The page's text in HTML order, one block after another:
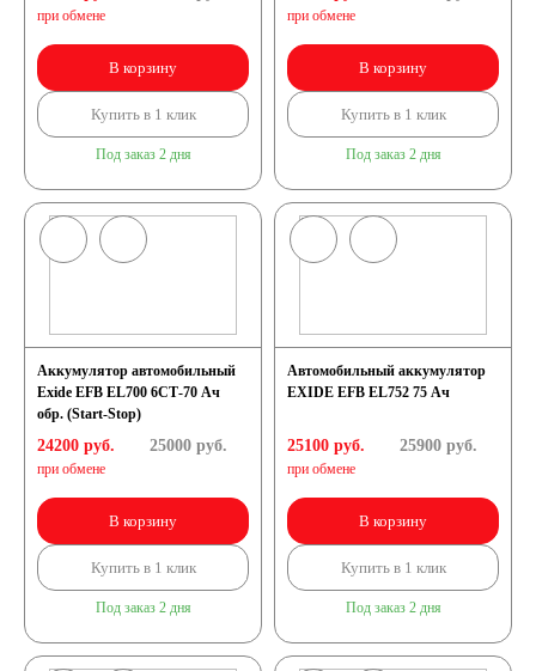
Аккумуляторы для
автомобилей из
Азии
Аккумуляторы для
автомобилей
европейских
автомобилей
Аккумуляторы для
при обмене
В корзину
Купить в 1 клик
Под заказ 2 дня
при обмене
В корзину
Купить в 1 клик
Под заказ 2 дня
Аккумулятор автомобильный
Exide EFB EL700 6СТ-70 Ач
обр. (Start-Stop)
24200 руб.
при обмене
25000руб.
В корзину
Купить в 1 клик
Под заказ 2 дня
Автомобильный аккумулятор
EXIDE EFB EL752 75 Ач
25100 руб.
при обмене
25900руб.
В корзину
Купить в 1 клик
Под заказ 2 дня